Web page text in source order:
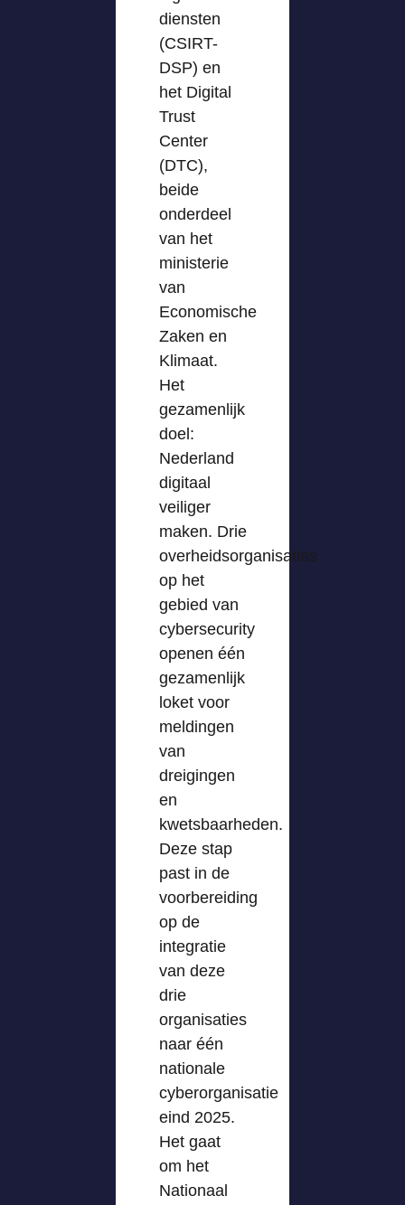
diensten
(CSIRT-
DSP) en
het Digital
Trust
Center
(DTC),
beide
onderdeel
van het
ministerie
van
Economische
Zaken en
Klimaat.
Het
gezamenlijk
doel:
Nederland
digitaal
veiliger
maken. Drie
overheidsorganisaties
op het
gebied van
cybersecurity
openen één
gezamenlijk
loket voor
meldingen
van
dreigingen
en
kwetsbaarheden.
Deze stap
past in de
voorbereiding
op de
integratie
van deze
drie
organisaties
naar één
nationale
cyberorganisatie
eind 2025.
Het gaat
om het
Nationaal